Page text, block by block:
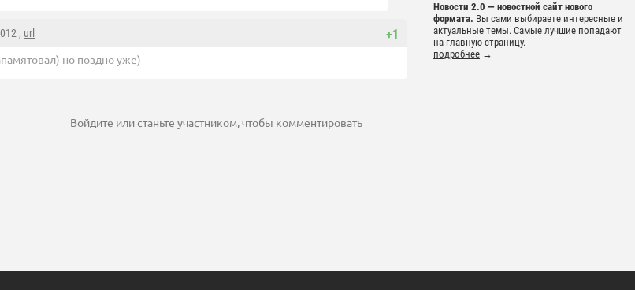
Новости 2.0 — новостной сайт нового
формата. Вы сами выбираете интересные и
актуальные темы. Самые лучшие попадают
на главную страницу.
подробнее →
+1
, url
но поздно уже)
Войдите илистаньте участником, чтобы комментировать